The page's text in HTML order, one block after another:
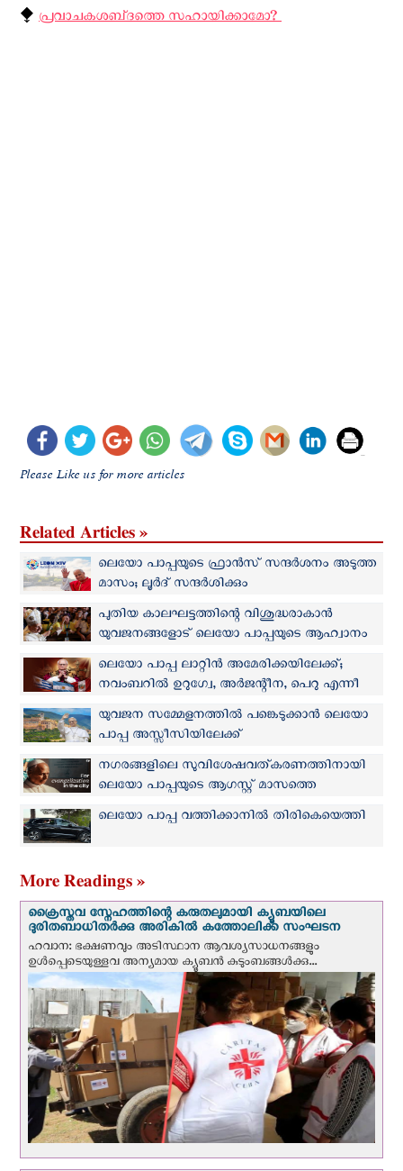
⧪ പ്രവാചകശബ്‌ദത്തെ സഹായിക്കാമോ? ‍
Please Like us for more articles
Related Articles »
ലെയോ പാപ്പയുടെ ഫ്രാന്‍സ് സന്ദര്‍ശനം അടുത്ത
മാസം; ലൂര്‍ദ് സന്ദര്‍ശിക്കും
പുതിയ കാലഘട്ടത്തിന്റെ വിശുദ്ധരാകാന്‍
യുവജനങ്ങളോട് ലെയോ പാപ്പയുടെ ആഹ്വാനം
ലെയോ പാപ്പ ലാറ്റിൻ അമേരിക്കയിലേക്ക്;
നവംബറില്‍ ഉറുഗ്വേ, അർജന്റീന, പെറു എന്നീ
രാജ്യങ്ങള്‍ സന്ദര്‍ശിക്കും
യുവജന സമ്മേളനത്തില്‍ പങ്കെടുക്കാന്‍ ലെയോ
പാപ്പ അസ്സീസിയിലേക്ക്
നഗരങ്ങളിലെ സുവിശേഷവത്കരണത്തിനായി
ലെയോ പാപ്പയുടെ ആഗസ്റ്റ് മാസത്തെ
പ്രാര്‍ത്ഥനാനിയോഗം
ലെയോ പാപ്പ വത്തിക്കാനിൽ തിരികെയെത്തി
More Readings »
ക്രൈസ്തവ സ്നേഹത്തിന്റെ കരുതലുമായി ക്യൂബയിലെ
ദുരിതബാധിതർക്കു അരികിൽ കത്തോലിക്ക സംഘടന
ഹവാന: ഭക്ഷണവും അടിസ്ഥാന ആവശ്യസാധനങ്ങളും
ഉള്‍പ്പെടെയുള്ളവ അന്യമായ ക്യൂബൻ കുടുംബങ്ങൾക്കു...